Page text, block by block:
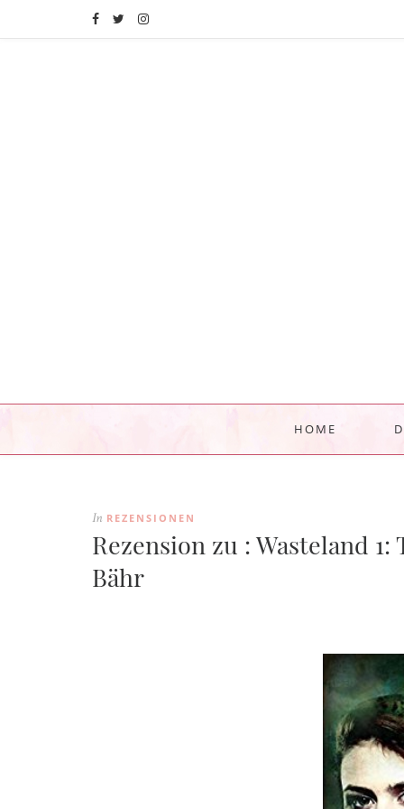
HOME
In REZENSIONEN
Rezension zu : Wasteland
Bähr